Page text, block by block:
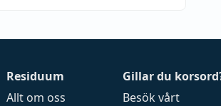
Residuum
Allt om oss
Gillar du
Besök vårt